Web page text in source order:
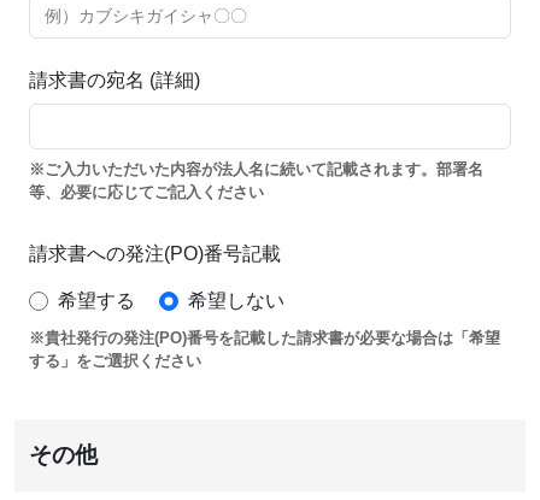
請求書の宛名 (詳細)
ご入力いただいた内容が法人名に続いて記載されます。部署名
等、必要に応じてご記入ください
請求書への発注(PO)番号記載
希望する 希望しない
貴社発行の発注(PO)番号を記載した請求書が必要な場合は「希望
する」をご選択ください
その他